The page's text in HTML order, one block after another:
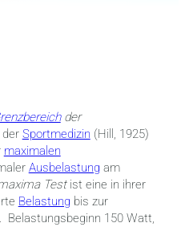
der
Sportmedizin (Hill, 1925)
maximalen
Ausbelastung am
Testist eine in ihrer
Belastung bis zur
Belastungsbeginn 150 Watt,